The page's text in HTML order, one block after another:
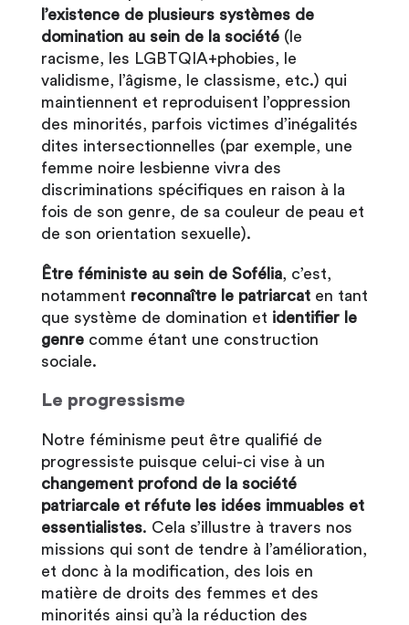
l’existence de plusieurs systèmes de
domination au sein de la société(le
racisme, les LGBTQIA+phobies, le
validisme, l’âgisme, le classisme, etc.) qui
maintiennent et reproduisent l’oppression
des minorités, parfois victimes d’inégalités
dites intersectionnelles (par exemple, une
femme noire lesbienne vivra des
discriminations spécifiques en raison à la
fois de son genre, de sa couleur de peau et
de son orientation sexuelle).
Être féministe au sein de Sofélia, c’est,
notamment reconnaître le patriarcaten tant
que système de domination et identifier le
genre comme étant une construction
sociale.
Le progressisme
Notre féminisme peut être qualifié de
progressiste puisque celui-ci vise à un
changement profond de la société
patriarcale et réfute les idées immuables et
essentialistes. Cela s’illustre à travers nos
missions qui sont de tendre à l’amélioration,
et donc à la modification, des lois en
matière de droits des femmes et des
minorités ainsi qu’à la réduction des